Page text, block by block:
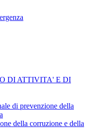
DI ATTIVITA' E DI
di prevenzione della
della corruzione e della